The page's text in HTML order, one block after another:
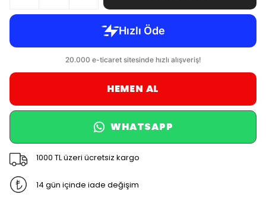
HEMEN AL
WHATSAPP
1000 TL üzeri ücretsiz kargo
14 gün içinde iade değişim